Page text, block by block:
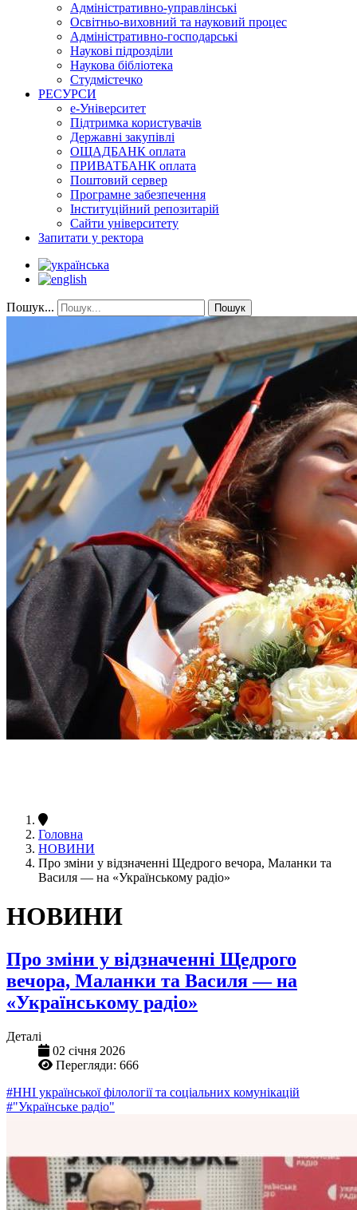
Адміністративно-управлінські
Освітньо-виховний та науковий процес
Адміністративно-господарські
Наукові підрозділи
Наукова бібліотека
Студмістечко
РЕСУРСИ
е-Університет
Підтримка користувачів
Державні закупівлі
ОЩАДБАНК оплата
ПРИВАТБАНК оплата
Поштовий сервер
Програмне забезпечення
Інституційний репозитарій
Сайти університету
Запитати у ректора
Пошук... Пошук
Головна
НОВИНИ
Про зміни у відзначенні Щедрого вечора, Маланки та
Василя — на «Українському радіо»
НОВИНИ
Про зміни у відзначенні Щедрого
вечора, Маланки та Василя — на
«Українському радіо»
Деталі
02 січня 2026
Перегляди: 666
#ННІ української філології та соціальних комунікацій
#"Українське радіо"